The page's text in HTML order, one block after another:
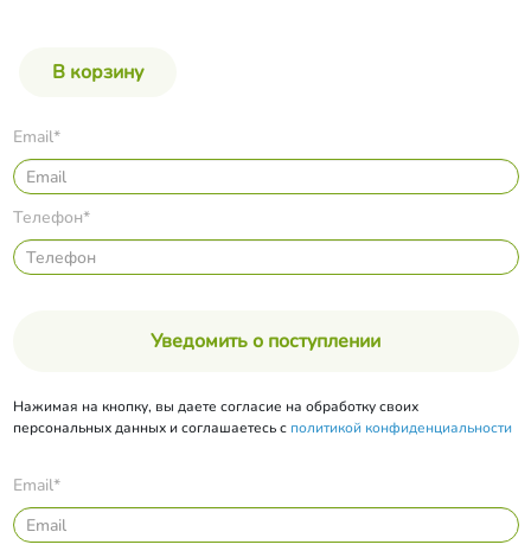
Email*
Телефон*
Уведомить о поступлении
Нажимая на кнопку, вы даете согласие на обработку своих
персональных данных и соглашаетесь с политикой конфиденциальности
Email*